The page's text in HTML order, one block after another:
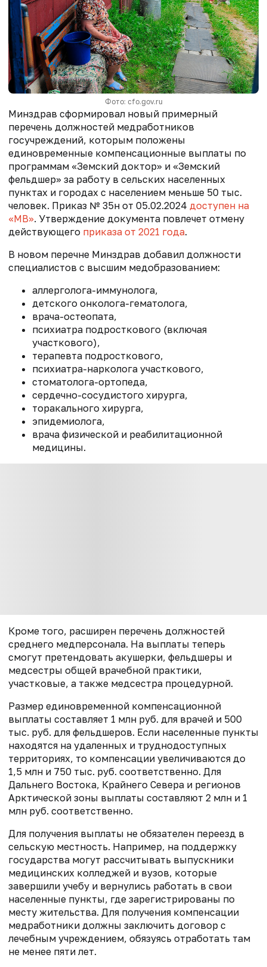
Фото: cfo.gov.ru
Минздрав сформировал новый примерный
перечень должностей медработников
госучреждений, которым положены
единовременные компенсационные выплаты по
программам «Земский доктор» и «Земский
фельдшер» за работу в сельских населенных
пунктах и городах с населением меньше 50 тыс.
человек. Приказ № 35н от 05.02.2024 доступен на
«МВ». Утверждение документа повлечет отмену
действующего приказа от 2021 года.
В новом перечне Минздрав добавил должности
специалистов с высшим медобразованием:
аллерголога-иммунолога,
детского онколога-гематолога,
врача-остеопата,
психиатра подросткового (включая
участкового),
терапевта подросткового,
психиатра-нарколога участкового,
стоматолога-ортопеда,
сердечно-сосудистого хирурга,
торакального хирурга,
эпидемиолога,
врача физической и реабилитационной
медицины.
Кроме того, расширен перечень должностей
среднего медперсонала. На выплаты теперь
смогут претендовать акушерки, фельдшеры и
медсестры общей врачебной практики,
участковые, а также медсестра процедурной.
Размер единовременной компенсационной
выплаты составляет 1 млн руб. для врачей и 500
тыс. руб. для фельдшеров. Если населенные пункты
находятся на удаленных и труднодоступных
территориях, то компенсации увеличиваются до
1,5 млн и 750 тыс. руб. соответственно. Для
Дальнего Востока, Крайнего Севера и регионов
Арктической зоны выплаты составляют 2 млн и 1
млн руб. соответственно.
Для получения выплаты не обязателен переезд в
сельскую местность. Например, на поддержку
государства могут рассчитывать выпускники
медицинских колледжей и вузов, которые
завершили учебу и вернулись работать в свои
населенные пункты, где зарегистрированы по
месту жительства. Для получения компенсации
медработники должны заключить договор с
лечебным учреждением, обязуясь отработать там
не менее пяти лет.